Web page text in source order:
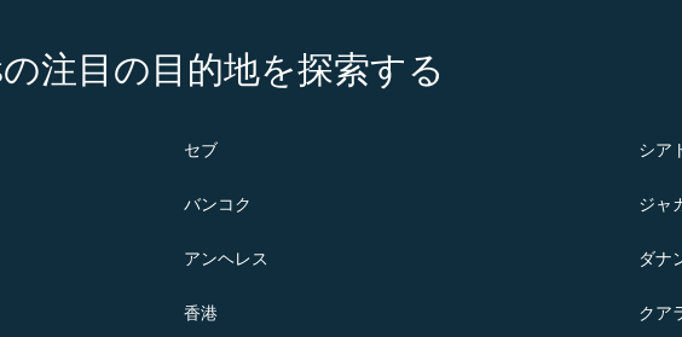
の注目の目的地を探索する
セブ シア
バンコク ジャ
アンヘレス ダナ
香港 クア